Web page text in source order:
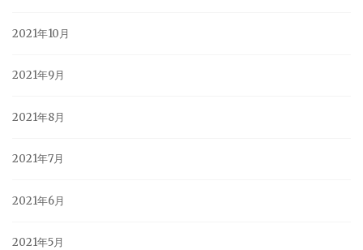
2021年10月
2021年9月
2021年8月
2021年7月
2021年6月
2021年5月